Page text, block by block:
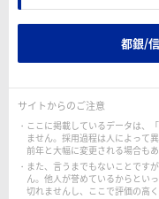
都銀/
サイトからのご注意
ここに掲載しているデータは、
ません。採用過程は人によって
前年と大幅に変更される場合もあ
また、言うまでもないことです
ん。他人が誉めているからとい
切れませんし、ここで評価の高